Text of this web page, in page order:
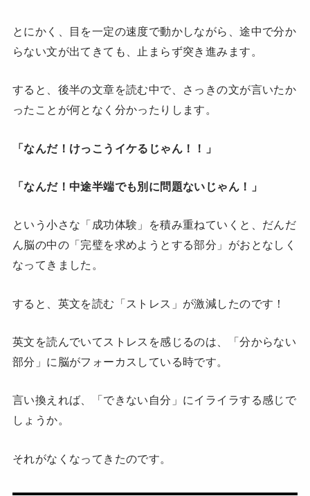
とにかく、目を一定の速度で動かしながら、途中で分か
らない文が出てきても、止まらず突き進みます。
すると、後半の文章を読む中で、さっきの文が言いたか
ったことが何となく分かったりします。
「なんだ！けっこうイケるじゃん！！」
「なんだ！中途半端でも別に問題ないじゃん！」
という小さな「成功体験」を積み重ねていくと、だんだ
ん脳の中の「完璧を求めようとする部分」がおとなしく
なってきました。
すると、英文を読む「ストレス」が激減したのです！
英文を読んでいてストレスを感じるのは、「分からない
部分」に脳がフォーカスしている時です。
言い換えれば、「できない自分」にイライラする感じで
しょうか。
それがなくなってきたのです。